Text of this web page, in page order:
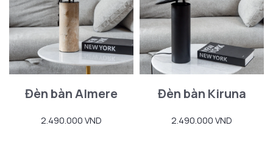
Đèn bàn Almere
2.490.000 VND
Đèn bàn Kiruna
2.490.000 VND